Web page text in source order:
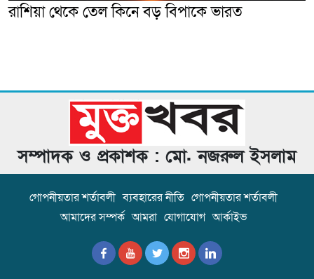
রাশিয়া থেকে তেল কিনে বড় বিপাকে ভারত
সম্পাদক ও প্রকাশক : মো. নজরুল ইসলাম
গোপনীয়তার শর্তাবলী ব্যবহারের নীতি গোপনীয়তার শর্তাবলী
আমাদের সম্পর্ক আমরা যোগাযোগ আর্কাইভ